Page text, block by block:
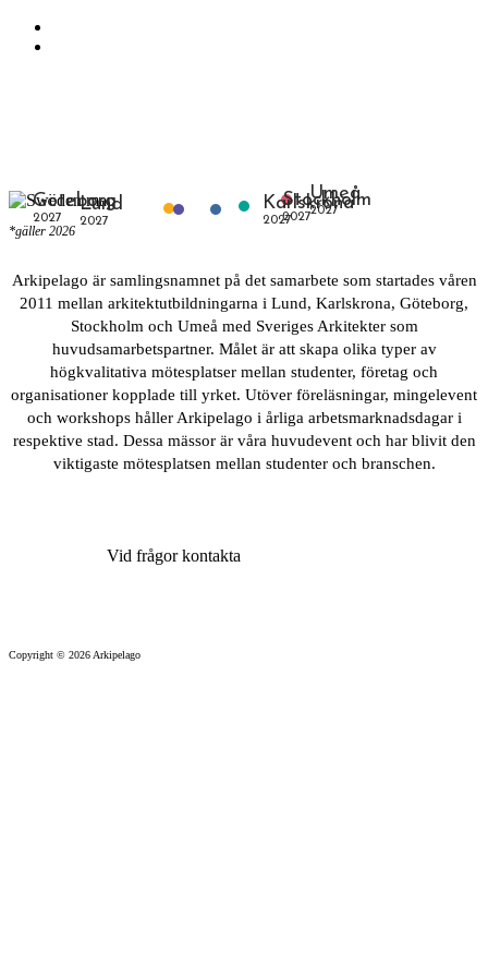
Göteborg
2027
Karlskrona
2027
Lund
2027
Stockholm
2027
Umeå
2027
*gäller 2026
Arkipelago är samlingsnamnet på det samarbete som startades våren
2011 mellan arkitektutbildningarna i Lund, Karlskrona, Göteborg,
Stockholm och Umeå med Sveriges Arkitekter som
huvudsamarbetspartner. Målet är att skapa olika typer av
högkvalitativa mötesplatser mellan studenter, företag och
organisationer kopplade till yrket. Utöver föreläsningar, mingelevent
och workshops håller Arkipelago i årliga arbetsmarknadsdagar i
respektive stad. Dessa mässor är våra huvudevent och har blivit den
viktigaste mötesplatsen mellan studenter och branschen.
Vid frågor kontakta
Copyright © 2026 Arkipelago